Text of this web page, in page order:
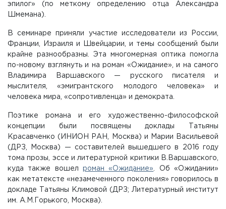
эпилог» (по меткому определению отца Александра
Шмемана).
В семинаре приняли участие исследователи из России,
Франции, Израиля и Швейцарии, и темы сообщений были
крайне разнообразны. Эта многомерная оптика помогла
по-новому взглянуть и на роман «Ожидание», и на самого
Владимира Варшавского — русского писателя и
мыслителя, «эмигрантского молодого человека» и
человека мира, «сопротивленца» и демократа.
Поэтике романа и его художественно-философской
концепции были посвящены доклады Татьяны
Красавченко (ИНИОН РАН, Москва) и Марии Васильевой
(ДРЗ, Москва) — составителей вышедшего в 2016 году
тома прозы, эссе и литературной критики В.Варшавского,
куда также вошел роман «Ожидание»
. Об «Ожидании»
как метатексте «незамеченного поколения» говорилось в
докладе Татьяны Климовой (ДРЗ; Литературный институт
им. А.М.Горького, Москва).